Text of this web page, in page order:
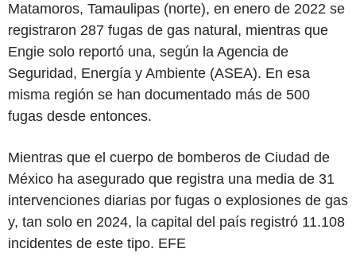
Matamoros, Tamaulipas (norte), en enero de 2022 se
registraron 287 fugas de gas natural, mientras que
Engie solo reportó una, según la Agencia de
Seguridad, Energía y Ambiente (ASEA). En esa
misma región se han documentado más de 500
fugas desde entonces.
Mientras que el cuerpo de bomberos de Ciudad de
México ha asegurado que registra una media de 31
intervenciones diarias por fugas o explosiones de gas
y, tan solo en 2024, la capital del país registró 11.108
incidentes de este tipo. EFE